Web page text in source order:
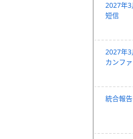
2027年
短信
2027年
カンフ
統合報